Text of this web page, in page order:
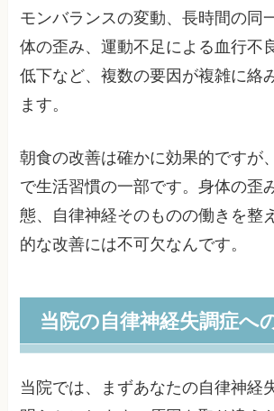
モンバランスの変動、長時間の同
体の歪み、運動不足による血行不
低下など、複数の要因が複雑に絡
ます。
朝食の改善は確かに効果的ですが
で生活習慣の一部です。身体の歪
態、自律神経そのものの働きを整
的な改善には不可欠なんです。
当院の自律神経失調症へ
当院では、まずあなたの自律神経